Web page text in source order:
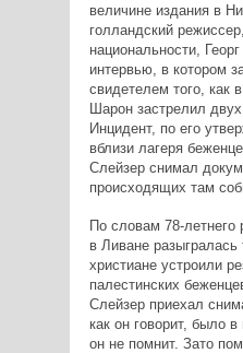
величине издания в
голландский
национальности,
интервью, в котором
свидетелем того, как
Шарон застрелил
Инцидент, по его
вблизи лагеря
Слейзер снимал
происходящих там
По словам 78-летнего
в Ливане
христиане устроили
палестинских
Слейзер приехал
как он говорит, было
он не помнит. Зато